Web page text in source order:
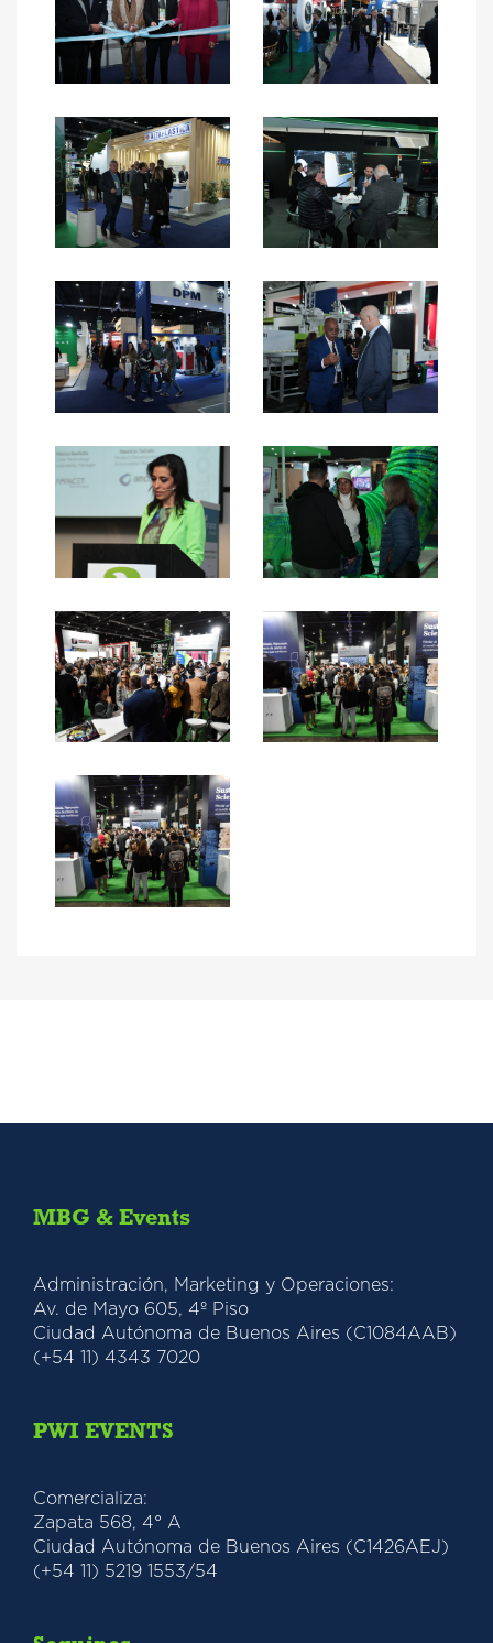
MBG & Events
Administración, Marketing y Operaciones:
Av. de Mayo 605, 4º Piso
Ciudad Autónoma de Buenos Aires (C1084AAB)
(+54 11) 4343 7020
PWI EVENTS
Comercializa:
Zapata 568, 4° A
Ciudad Autónoma de Buenos Aires (C1426AEJ)
(+54 11) 5219 1553/54